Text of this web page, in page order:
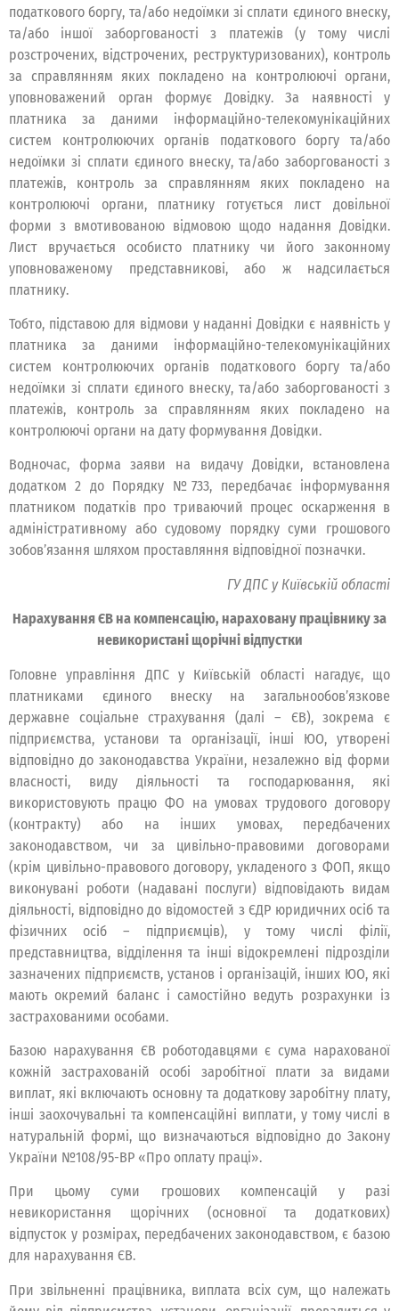
податкового боргу, та/або недоїмки зі сплати єдиного внеску,
та/або іншої заборгованості з платежів (у тому числі
розстрочених, відстрочених, реструктуризованих), контроль
за справлянням яких покладено на контролюючі органи,
уповноважений орган формує Довідку. За наявності у
платника за даними інформаційно-телекомунікаційних
систем контролюючих органів податкового боргу та/або
недоїмки зі сплати єдиного внеску, та/або заборгованості з
платежів, контроль за справлянням яких покладено на
контролюючі органи, платнику готується лист довільної
форми з вмотивованою відмовою щодо надання Довідки.
Лист вручається особисто платнику чи його законному
уповноваженому представникові, або ж надсилається
платнику.
Тобто, підставою для відмови у наданні Довідки є наявність у
платника за даними інформаційно-телекомунікаційних
систем контролюючих органів податкового боргу та/або
недоїмки зі сплати єдиного внеску, та/або заборгованості з
платежів, контроль за справлянням яких покладено на
контролюючі органи на дату формування Довідки.
Водночас, форма заяви на видачу Довідки, встановлена
додатком 2 до Порядку №733, передбачає інформування
платником податків про триваючий процес оскарження в
адміністративному або судовому порядку суми грошового
зобов’язання шляхом проставляння відповідної позначки.
ГУ ДПС у Київській області
Нарахування ЄВ на компенсацію, нараховану працівнику за
невикористані щорічні відпустки
Головне управління ДПС у Київській області нагадує, що
платниками єдиного внеску на загальнообов’язкове
державне соціальне страхування (далі – ЄВ), зокрема є
підприємства, установи та організації, інші ЮО, утворені
відповідно до законодавства України, незалежно від форми
власності, виду діяльності та господарювання, які
використовують працю ФО на умовах трудового договору
(контракту) або на інших умовах, передбачених
законодавством, чи за цивільно-правовими договорами
(крім цивільно-правового договору, укладеного з ФОП, якщо
виконувані роботи (надавані послуги) відповідають видам
діяльності, відповідно до відомостей з ЄДР юридичних осіб та
фізичних осіб – підприємців), у тому числі філії,
представництва, відділення та інші відокремлені підрозділи
зазначених підприємств, установ і організацій, інших ЮО, які
мають окремий баланс і самостійно ведуть розрахунки із
застрахованими особами.
Базою нарахування ЄВ роботодавцями є сума нарахованої
кожній застрахованій особі заробітної плати за видами
виплат, які включають основну та додаткову заробітну плату,
інші заохочувальні та компенсаційні виплати, у тому числі в
натуральній формі, що визначаються відповідно до Закону
України №108/95-ВР «Про оплату праці».
При цьому суми грошових компенсацій у разі
невикористання щорічних (основної та додаткових)
відпусток у розмірах, передбачених законодавством, є базою
для нарахування ЄВ.
При звільненні працівника, виплата всіх сум, що належать